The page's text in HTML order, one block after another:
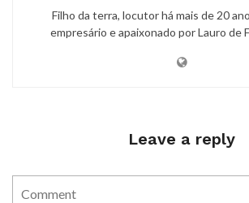
Filho da terra, locutor há mais de 20
empresário e apaixonado por Lauro de
Leave a reply